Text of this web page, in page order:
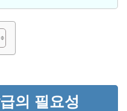
의 필요성